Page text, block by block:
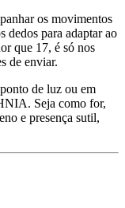
os movimentos
dedos para adaptar ao
que 17, é só nos
de enviar.
de luz ou em
Seja como for,
e presença sutil,